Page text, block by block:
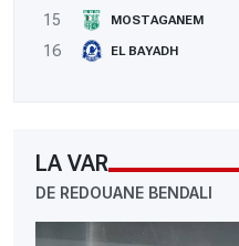
15
MOSTAGANEM
16
EL BAYADH
LA VAR
DE REDOUANE BENDALI